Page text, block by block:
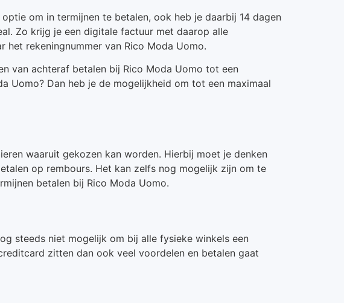
om in termijnen te betalen, ook heb je daarbij 14 dagen
Zo krijg je een digitale factuur met daarop alle
het rekeningnummer van Rico Moda Uomo.
van achteraf betalen bij Rico Moda Uomo tot een
Uomo? Dan heb je de mogelijkheid om tot een maximaal
waaruit gekozen kan worden. Hierbij moet je denken
op rembours. Het kan zelfs nog mogelijk zijn om te
betalen bij Rico Moda Uomo.
steeds niet mogelijk om bij alle fysieke winkels een
zitten dan ook veel voordelen en betalen gaat